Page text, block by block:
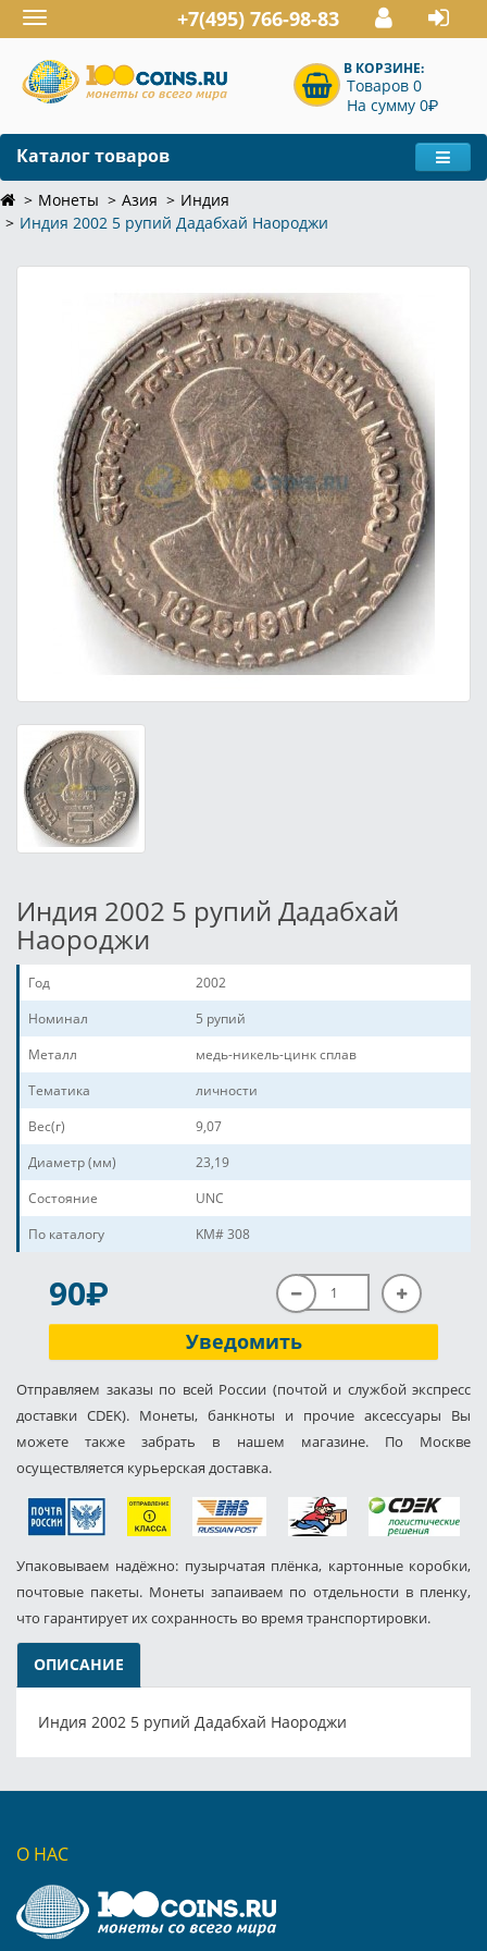
Toggle
navigation
+7(495) 766-98-83
В КОРЗИНЕ:
Товаров 0
На сумму 0P
Каталог товаров
Монеты Азия
Индия
Индия 2002 5 рупий Дадабхай Наороджи
Индия 2002 5 рупий Дадабхай
Наороджи
Год
2002
Номинал
5 рупий
Металл
медь-никель-цинк сплав
Тематика
личности
Вес(г)
9,07
Диаметр (мм)
23,19
Состояние
UNC
По каталогу
KM# 308
90P
Уведомить
Отправляем заказы по всей России (почтой и службой экспресс
доставки CDEK). Монеты, банкноты и прочие аксессуары Вы
можете также забрать в нашем магазине. По Москве
осуществляется курьерская доставка.
Упаковываем надёжно: пузырчатая плёнка, картонные коробки,
почтовые пакеты. Монеты запаиваем по отдельности в пленку,
что гарантирует их сохранность во время транспортировки.
ОПИСАНИЕ
Индия 2002 5 рупий Дадабхай Наороджи
О НАС